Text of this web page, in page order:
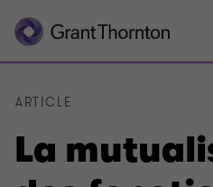
La
ARTICLE